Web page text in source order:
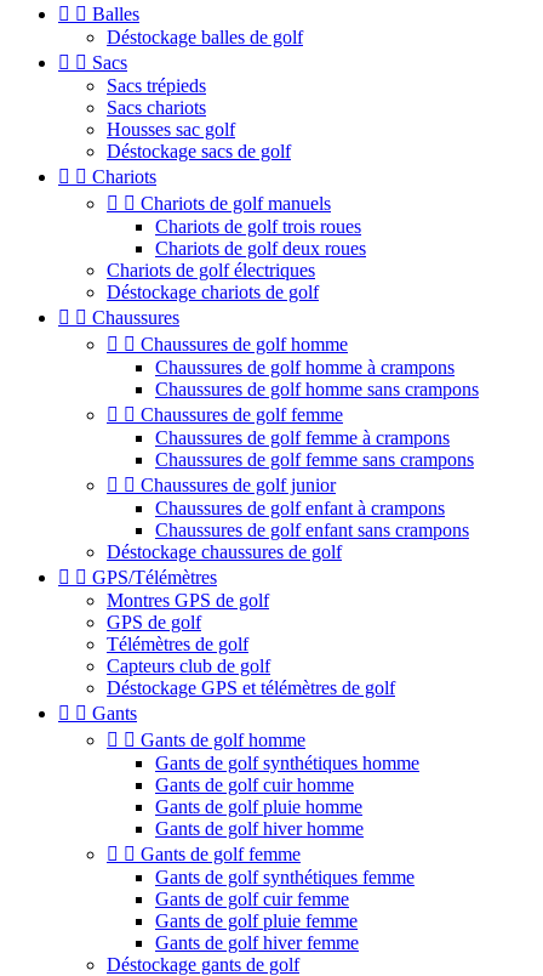
  Balles
Déstockage balles de golf
  Sacs
Sacs trépieds
Sacs chariots
Housses sac golf
Déstockage sacs de golf
  Chariots
  Chariots de golf manuels
Chariots de golf trois roues
Chariots de golf deux roues
Chariots de golf électriques
Déstockage chariots de golf
  Chaussures
  Chaussures de golf homme
Chaussures de golf homme à crampons
Chaussures de golf homme sans crampons
  Chaussures de golf femme
Chaussures de golf femme à crampons
Chaussures de golf femme sans crampons
  Chaussures de golf junior
Chaussures de golf enfant à crampons
Chaussures de golf enfant sans crampons
Déstockage chaussures de golf
  GPS/Télémètres
Montres GPS de golf
GPS de golf
Télémètres de golf
Capteurs club de golf
Déstockage GPS et télémètres de golf
  Gants
  Gants de golf homme
Gants de golf synthétiques homme
Gants de golf cuir homme
Gants de golf pluie homme
Gants de golf hiver homme
  Gants de golf femme
Gants de golf synthétiques femme
Gants de golf cuir femme
Gants de golf pluie femme
Gants de golf hiver femme
Déstockage gants de golf